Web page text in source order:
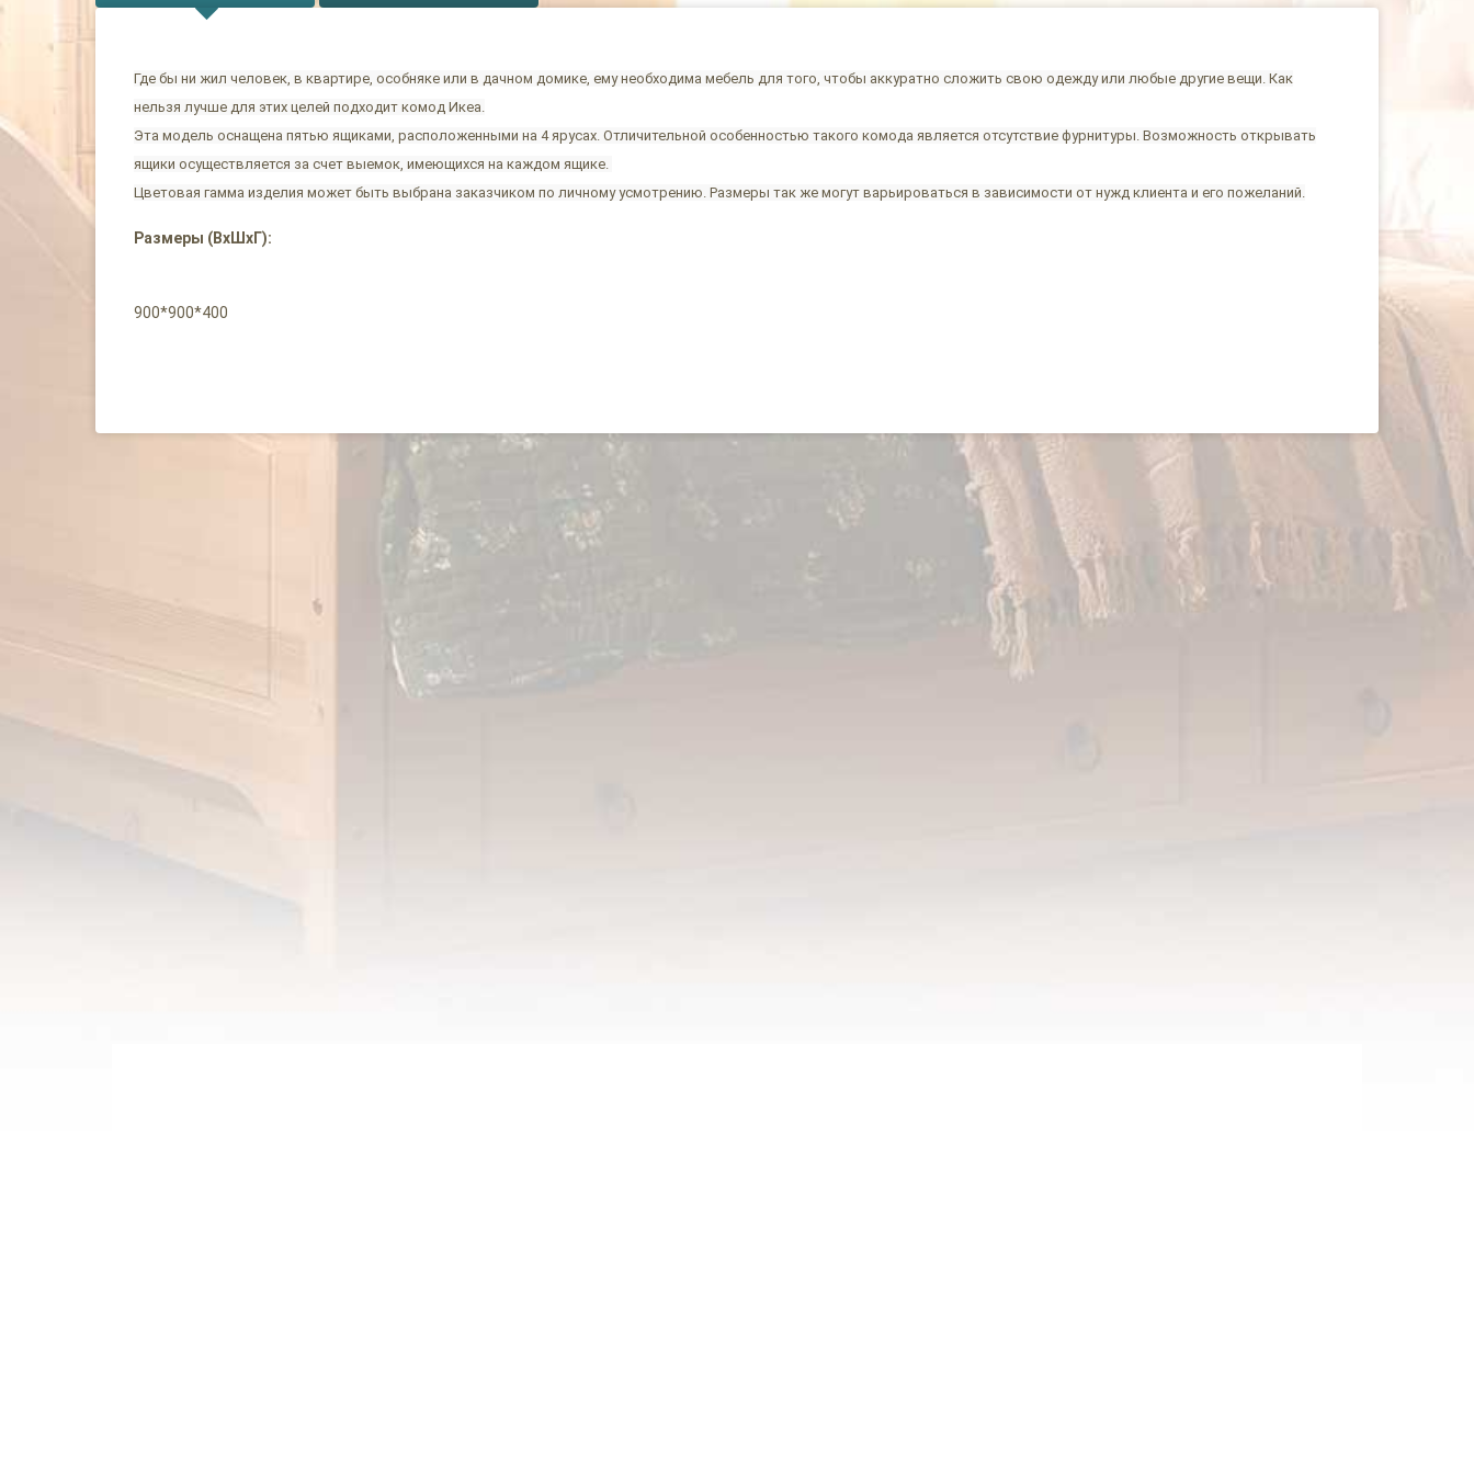
Где бы ни жил человек, в квартире, особняке или в дачном домике, ему необходима мебель для того, чтобы аккуратно сложить свою одежду или любые другие вещи. Как
нельзя лучше для этих целей подходит комод Икеа.
Эта модель оснащена пятью ящиками, расположенными на 4 ярусах. Отличительной особенностью такого комода является отсутствие фурнитуры. Возможность открывать
ящики осуществляется за счет выемок, имеющихся на каждом ящике.
Цветовая гамма изделия может быть выбрана заказчиком по личному усмотрению. Размеры так же могут варьироваться в зависимости от нужд клиента и его пожеланий.
Размеры (ВхШхГ):
900*900*400